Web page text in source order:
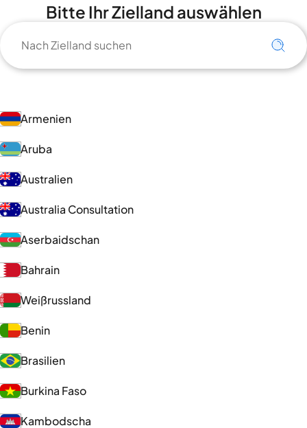
Bitte Ihr Zielland auswählen
Armenien
Aruba
Australien
Australia Consultation
Aserbaidschan
Bahrain
Weißrussland
Benin
Brasilien
Burkina Faso
Kambodscha